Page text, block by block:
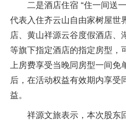
二是酒店住宿 “住一间送
代表入住齐云山自由家树屋世
店、黄山祥源云谷度假酒店、
等旗下指定酒店的指定房型，
上房费享受当晚同房型一间免
后，在活动权益有效期内享受
益。
祥源文旅表示，本次股东